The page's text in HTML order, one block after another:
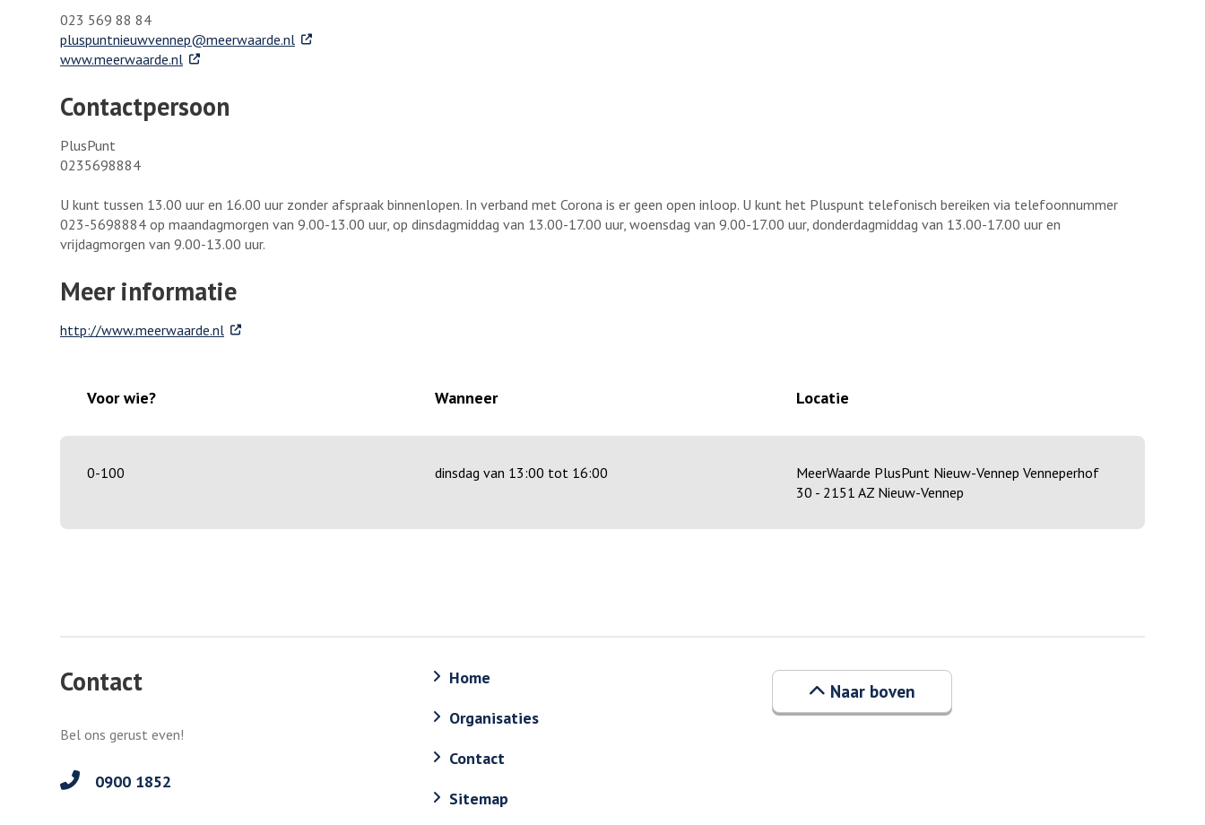
023 569 88 84
pluspuntnieuwvennep@meerwaarde.nl . Externe link
www.meerwaarde.nl . Externe link
Contactpersoon
PlusPunt
0235698884
U kunt tussen 13.00 uur en 16.00 uur zonder afspraak binnenlopen. In verband met Corona is er geen open inloop. U kunt het Pluspunt telefonisch bereiken via telefoonnummer
023-5698884 op maandagmorgen van 9.00-13.00 uur, op dinsdagmiddag van 13.00-17.00 uur, woensdag van 9.00-17.00 uur, donderdagmiddag van 13.00-17.00 uur en
vrijdagmorgen van 9.00-13.00 uur.
Meer informatie
http://www.meerwaarde.nl . Externe link
Voor wie? Wanneer Locatie
0-100 dinsdag van 13:00 tot 16:00
MeerWaarde PlusPunt Nieuw-Vennep Venneperhof
30 - 2151 AZ Nieuw-Vennep
Contact
Bel ons gerust even!
0900 1852
Home
Organisaties
Contact
Sitemap
Naar boven